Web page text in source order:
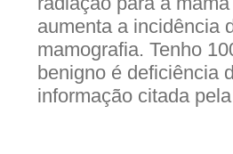
aumenta a incidência
mamografia. Tenho
benigno é deficiência
informação citada